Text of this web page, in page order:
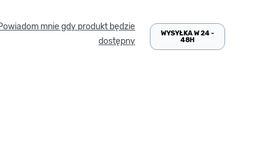
mnie gdy produkt będzie
dostępny
WYSYŁKA W 24 -
48H